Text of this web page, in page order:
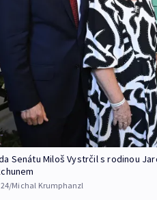
Senátu Miloš Vystrčil s rodinou
Michal Krumphanzl